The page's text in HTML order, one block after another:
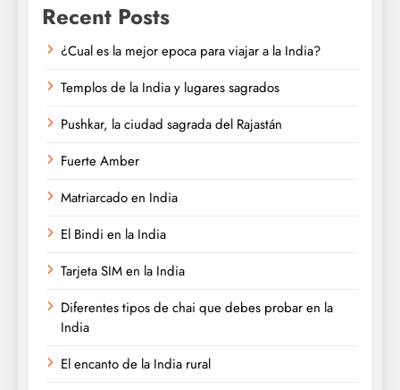
Recent Posts
¿Cual es la mejor epoca para viajar a la India?
Templos de la India y lugares sagrados
Pushkar, la ciudad sagrada del Rajastán
Fuerte Amber
Matriarcado en India
El Bindi en la India
Tarjeta SIM en la India
Diferentes tipos de chai que debes probar en la
India
El encanto de la India rural